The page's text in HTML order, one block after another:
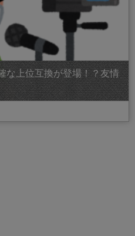
な上位互換が登場！？友情